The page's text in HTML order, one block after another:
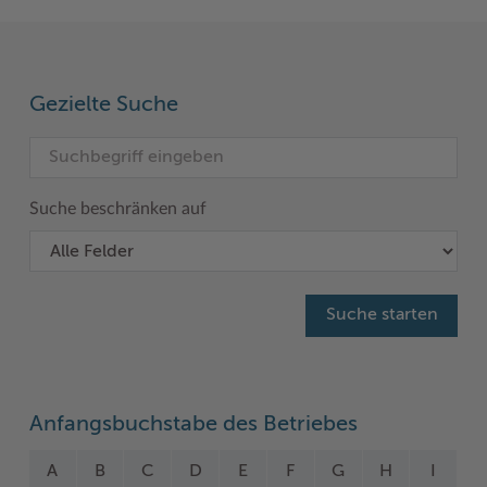
Gezielte Suche
Suche beschränken auf
Anfangsbuchstabe des Betriebes
A B C D E F G H I